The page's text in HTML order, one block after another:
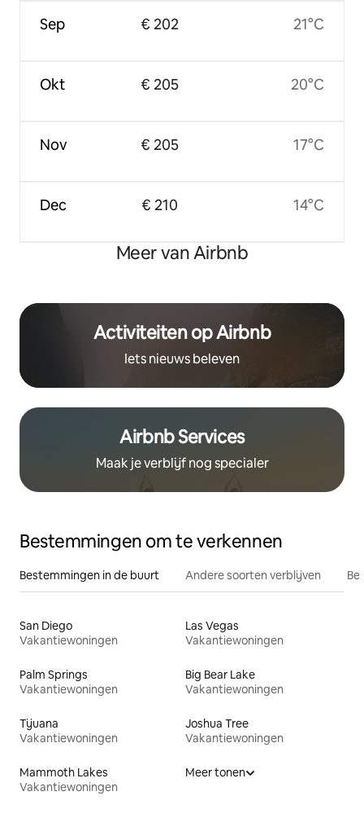
Sep
Okt
Nov
Dec
€ 202
€ 205
€ 205
€ 210
21°C
20°C
17°C
14°C
Meer van Airbnb
Activiteiten op Airbnb
Iets nieuws beleven
Airbnb Services
Maak je verblijf nog specialer
Bestemmingen om te verkennen
Bestemmingen in de buurt Andere soorten verblijven
San Diego
Vakantiewoningen
Las Vegas
Vakantiewoningen
Palm Springs
Vakantiewoningen
Big Bear Lake
Vakantiewoningen
Tijuana
Vakantiewoningen
Joshua Tree
Vakantiewoningen
Mammoth Lakes
Vakantiewoningen
Meer tonen